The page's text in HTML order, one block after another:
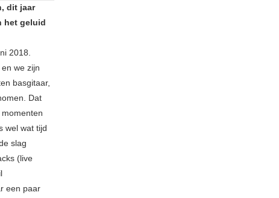
dit jaar
het geluid
2018.
we zijn
basgitaar,
Dat
wel wat tijd
slag
(live
een paar